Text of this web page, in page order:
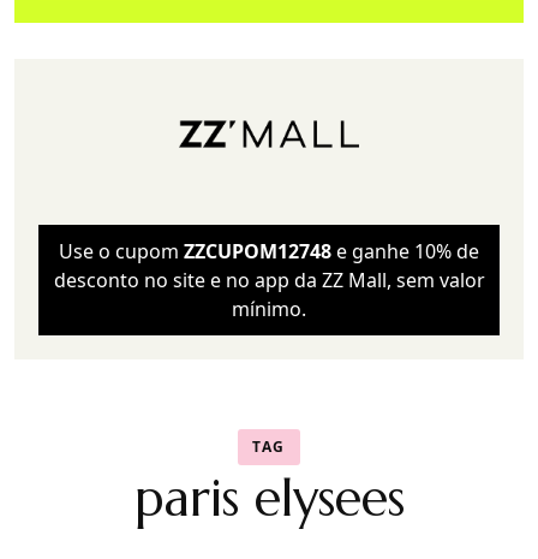
Use o cupom ZZCUPOM12748e ganhe 10% de
desconto no site e no app da ZZ Mall, sem valor
mínimo.
TAG
paris elysees